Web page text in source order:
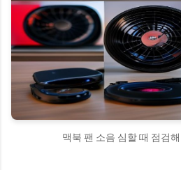
맥북 팬 소음 심할 때 점검